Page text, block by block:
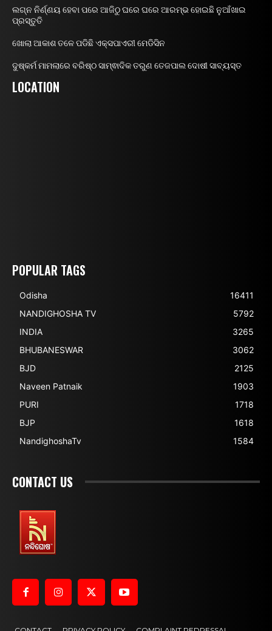
ଲଗ୍ନ ନିର୍ଣ୍ଣୟ ହେବା ପରେ ଆଜିଠୁ ଘରେ ଘରେ ଆରମ୍ଭ ହୋଇଛି ନୁଆଁଖାଇ
ପ୍ରସ୍ତୁତି
ଖୋଲା ଆକାଶ ତଳେ ପଡିଛି ଏକ୍ସପାଏରୀ ମେଡିସିନ
ଦୁଷ୍କର୍ମ ମାମଲାରେ ବରିଷ୍ଠ ସାମ୍ଵାଦିକ ତରୁଣ ତେଜପାଲ ଦୋଷୀ ସାବ୍ୟସ୍ତ
LOCATION
POPULAR TAGS
Odisha
16411
NANDIGHOSHA TV
5792
INDIA
3265
BHUBANESWAR
3062
BJD
2125
Naveen Patnaik
1903
PURI
1718
BJP
1618
NandighoshaTv
1584
CONTACT US